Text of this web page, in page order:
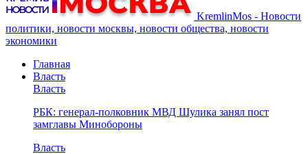
KremlinMos - Новости
политики, новости москвы, новости общества, новости
экономики
Главная
Власть
Власть
РБК: генерал-полковник МВД Шулика занял пост
замглавы Минобороны
Власть